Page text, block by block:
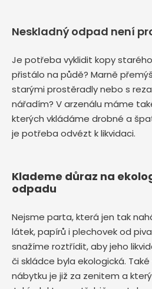
Neskladný odpad není
Je potřeba vyklidit kopy
přistálo na půdě? Marně
starými prostěradly nebo s
nářadím? V arzenálu máme
kterých vkládáme drobné a
je potřeba odvézt k likvidaci.
Klademe důraz na
odpadu
Nejsme parta, která jen tak
látek, papírů i plechovek od
snažíme roztřídit, aby jeho
či skládce byla ekologická.
nábytku je již za zenitem a